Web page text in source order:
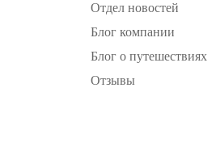
Отдел новостей
Блог компании
Блог о путешествиях
Отзывы